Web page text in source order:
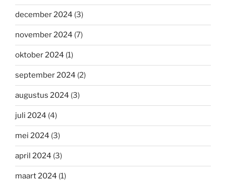
december 2024 (3)
november 2024 (7)
oktober 2024 (1)
september 2024 (2)
augustus 2024 (3)
juli 2024 (4)
mei 2024 (3)
april 2024 (3)
maart 2024 (1)